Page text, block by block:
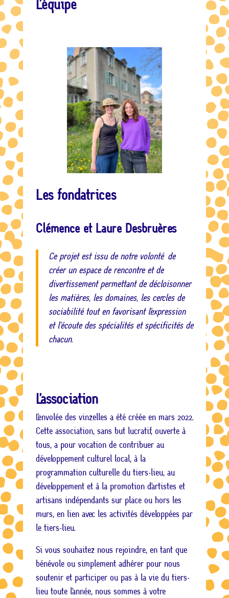
L’équipe
Les fondatrices
Clémenceet Laure Desbruères
Ce projet est issu de notre volonté de
créer un espace de rencontre et de
divertissement permettant de décloisonner
les matières, les domaines, les cercles de
sociabilité tout en favorisant l’expression
et l’écoute des spécialités et spécificités de
chacun.
L’association
L’envolée des vinzelles a été créée en mars 2022.
Cette association, sans but lucratif, ouverte à
tous, a pour vocation de contribuer au
développement culturel local, à la
programmation culturelle du tiers-lieu, au
développement et à la promotion d’artistes et
artisans indépendants sur place ou hors les
murs, en lien avec les activités développées par
le tiers-lieu.
Si vous souhaitez nous rejoindre, en tant que
bénévole ou simplement adhérer pour nous
soutenir et participer ou pas à la vie du tiers-
lieu toute l’année, nous sommes à votre